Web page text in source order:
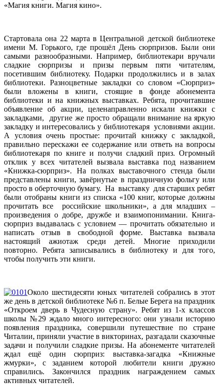
«Магия книги. Магия кино».
Стартовала она 22 марта в Центральной детской библиотеке
имени М. Горького, где прошёл День сюрпризов. Были они
самыми разнообразными. Например, библиотекари вручали
сладкие сюрпризы и призы первым пяти читателям,
посетившим библиотеку. Подарки продолжились и в залах
библиотеки. Разноцветные закладки со словом «Сюрприз»
были вложены в книги, стоящие в фонде абонемента
библиотеки и на книжных выставках. Ребята, прочитавшие
объявление об акции, целенаправленно искали книжки с
закладками, другие же просто обращали внимание на яркую
закладку и интересовались у библиотекаря условиями акции.
А условия очень простые: прочитай книжку с закладкой,
правильно перескажи ее содержание или ответь на вопросы
библиотекаря по книге и получи сладкий приз. Огромный
отклик у всех читателей вызвала выставка под названием
«Книжка-сюрприз». На полках выставочного стенда были
представлены книги, завёрнутые в праздничную фольгу или
просто в оберточную бумагу. На выставку для старших ребят
были отобраны книги из списка «100 книг, которые должны
прочитать все российские школьники», а для младших –
произведения о добре, дружбе и взаимопонимании. Книга-
сюрприз выдавалась с условием — прочитать обязательно и
написать отзыв в свободной форме. Выставка вызвала
настоящий ажиотаж среди детей. Многие приходили
повторно. Ребята записывались в библиотеку и для того,
чтобы получить эти книги.
Около шестидесяти юных читателей собрались в этот
же день в детской библиотеке №6 п. Белые Берега на праздник
«Откроем дверь в Чудесную страну». Ребят из 1-х классов
школы №29 ждало много интересного: они узнали историю
появления праздника, совершили путешествие по стране
Читалии, приняли участие в викторинах, разгадали сказочные
задачи и получили сладкие призы. На абонементе читателей
ждал ещё один сюрприз: выставка-загадка «Книжные
жмурки», с заданием которой любители книги дружно
справились. Закончился праздник награждением самых
активных читателей.